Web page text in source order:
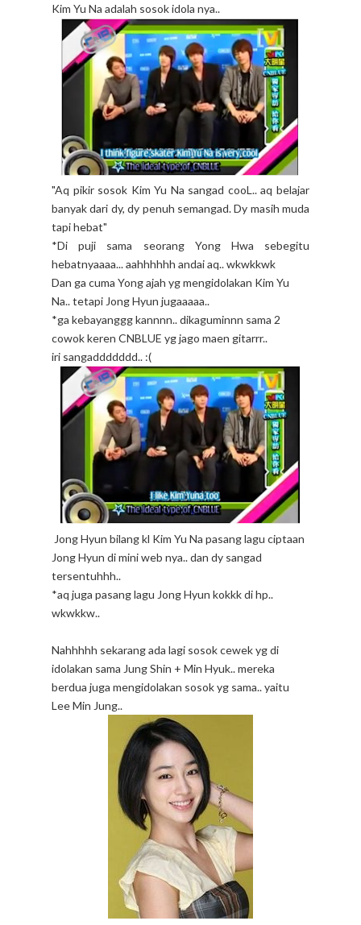
Kim Yu Na adalah sosok idola nya..
"Aq pikir sosok Kim Yu Na sangad cooL.. aq belajar
banyak dari dy, dy penuh semangad. Dy masih muda
tapi hebat"
*Di puji sama seorang Yong Hwa sebegitu
hebatnyaaaa... aahhhhhh andai aq.. wkwkkwk
Dan ga cuma Yong ajah yg mengidolakan Kim Yu
Na.. tetapi Jong Hyun jugaaaaa..
*ga kebayanggg kannnn.. dikaguminnn sama 2
cowok keren CNBLUE yg jago maen gitarrr..
iri sangaddddddd.. :(
Jong Hyun bilang kl Kim Yu Na pasang lagu ciptaan
Jong Hyun di mini web nya.. dan dy sangad
tersentuhhh..
*aq juga pasang lagu Jong Hyun kokkk di hp..
wkwkkw..
Nahhhhh sekarang ada lagi sosok cewek yg di
idolakan sama Jung Shin + Min Hyuk.. mereka
berdua juga mengidolakan sosok yg sama.. yaitu
Lee Min Jung..